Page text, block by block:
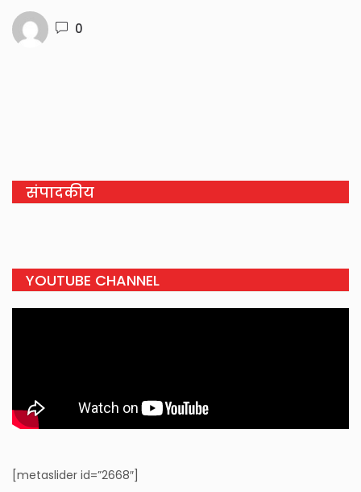
0
संपादकीय
YOUTUBE CHANNEL
[metaslider id=”2668″]